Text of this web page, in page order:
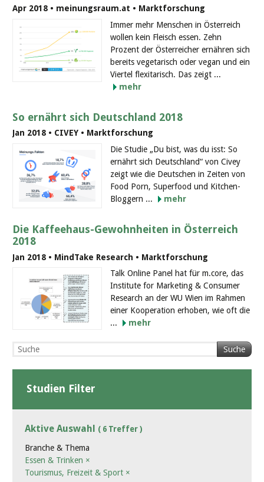
Apr 2018 • meinungsraum.at • Marktforschung
Immer mehr Menschen in Österreich
wollen kein Fleisch essen. Zehn
Prozent der Österreicher ernähren sich
bereits vegetarisch oder vegan und ein
Viertel flexitarisch. Das zeigt ...
mehr
So ernährt sich Deutschland 2018
Jan 2018 • CIVEY • Marktforschung
Die Studie „Du bist, was du isst: So
ernährt sich Deutschland“ von Civey
zeigt wie die Deutschen in Zeiten von
Food Porn, Superfood und Kitchen-
Bloggern ...
mehr
Die Kaffeehaus-Gewohnheiten in Österreich
2018
Jan 2018 • MindTake Research • Marktforschung
Talk Online Panel hat für m.core, das
Institute for Marketing & Consumer
Research an der WU Wien im Rahmen
einer Kooperation erhoben, wie oft die
...
mehr
Suche
Studien Filter
Aktive Auswahl ( 6 Treffer )
Branche & Thema
Essen & Trinken ×
Tourismus, Freizeit & Sport ×